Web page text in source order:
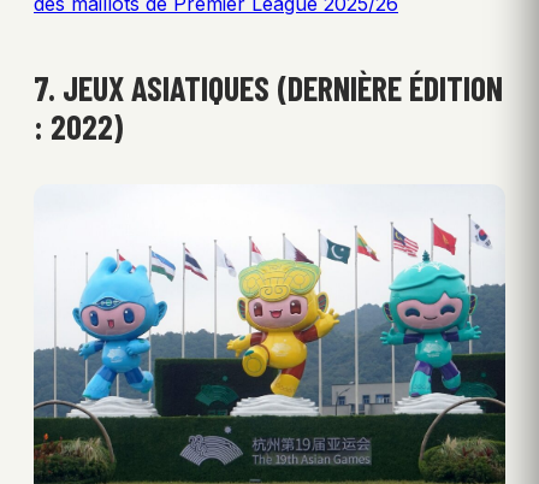
7. JEUX ASIATIQUES (DERNIÈRE ÉDITION
: 2022)